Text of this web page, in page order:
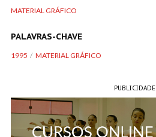
MATERIAL GRÁFICO
PALAVRAS-CHAVE
1995 MATERIAL GRÁFICO
PUBLICIDADE